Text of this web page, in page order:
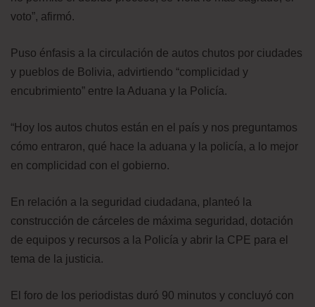
voto”, afirmó.
Puso énfasis a la circulación de autos chutos por ciudades
y pueblos de Bolivia, advirtiendo “complicidad y
encubrimiento” entre la Aduana y la Policía.
“Hoy los autos chutos están en el país y nos preguntamos
cómo entraron, qué hace la aduana y la policía, a lo mejor
en complicidad con el gobierno.
En relación a la seguridad ciudadana, planteó la
construcción de cárceles de máxima seguridad, dotación
de equipos y recursos a la Policía y abrir la CPE para el
tema de la justicia.
El foro de los periodistas duró 90 minutos y concluyó con